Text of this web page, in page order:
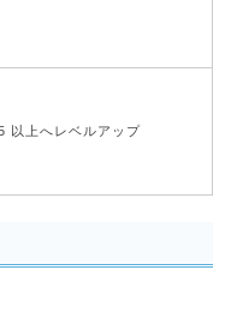
以上へレベルアップ